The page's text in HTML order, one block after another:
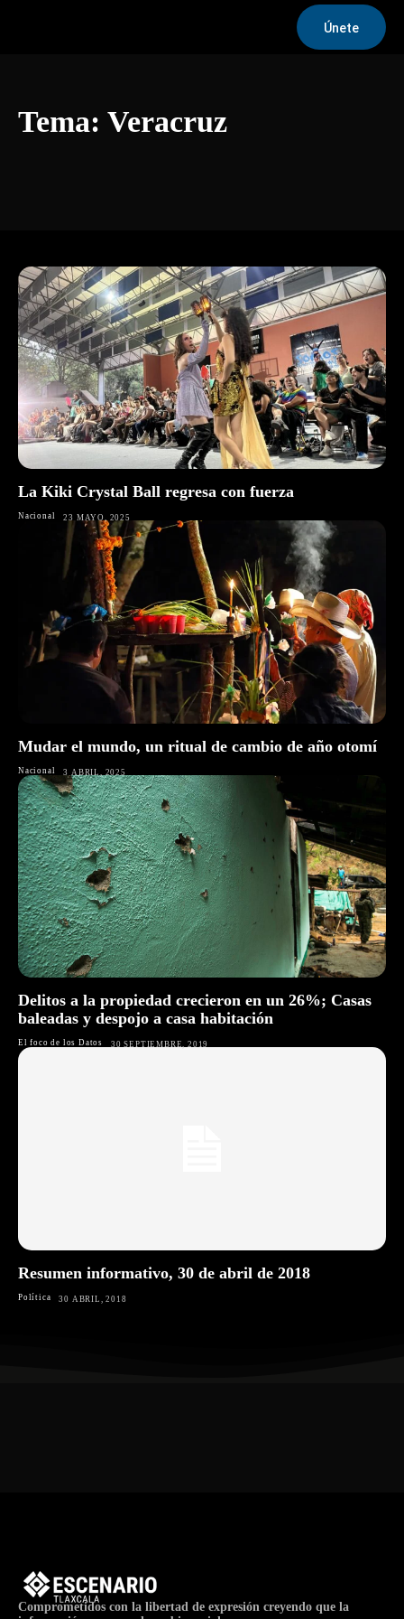
Únete
Tema: Veracruz
La Kiki Crystal Ball regresa con fuerza
Nacional 23 MAYO, 2025
Mudar el mundo, un ritual de cambio de año otomí
Nacional 3 ABRIL, 2025
Delitos a la propiedad crecieron en un 26%; Casas
baleadas y despojo a casa habitación
El foco de los Datos 30 SEPTIEMBRE, 2019
Resumen informativo, 30 de abril de 2018
Política 30 ABRIL, 2018
Comprometidos con la libertad de expresión creyendo que la